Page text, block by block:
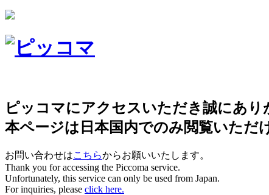
ピッコマにアクセスいただき誠にあり
本ページは日本国内でのみ閲覧いただ
お問い合わせはこちらからお願いいたします。
Thank you for accessing the Piccoma service.
Unfortunately, this service can only be used from Japan.
For inquiries, please click here.